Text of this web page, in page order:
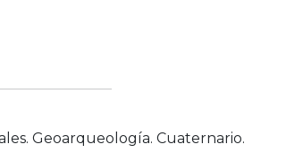
Geoarqueología. Cuaternario.